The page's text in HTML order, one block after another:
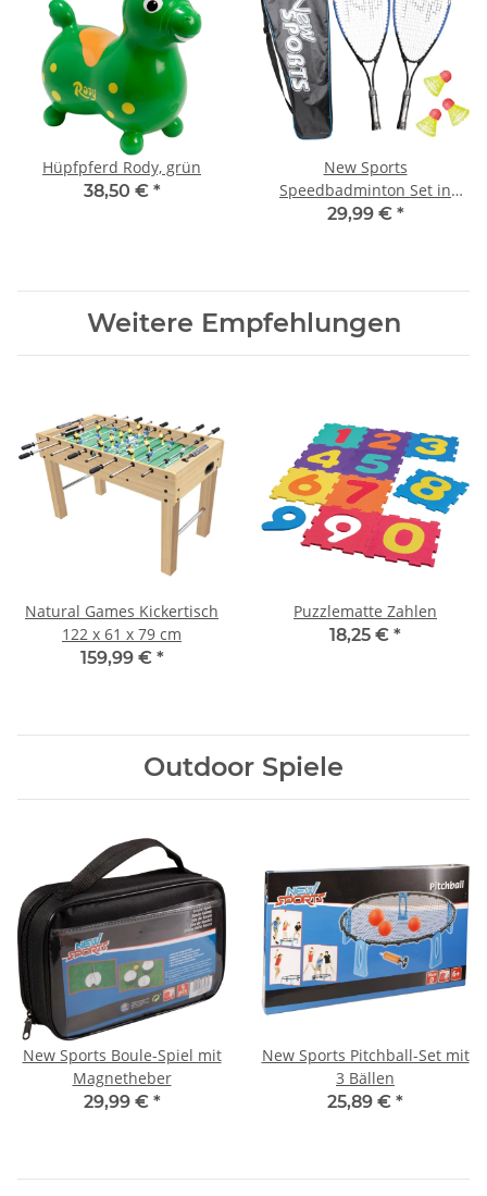
Hüpfpferd Rody, grün
38,50 € *
New Sports
Speedbadminton Set in
Tasche
29,99 € *
Weitere Empfehlungen
Natural Games Kickertisch
122 x 61 x 79 cm
159,99 € *
Puzzlematte Zahlen
18,25 € *
Outdoor Spiele
New Sports Boule-Spiel mit
Magnetheber
29,99 € *
New Sports Pitchball-Set mit
3 Bällen
25,89 € *